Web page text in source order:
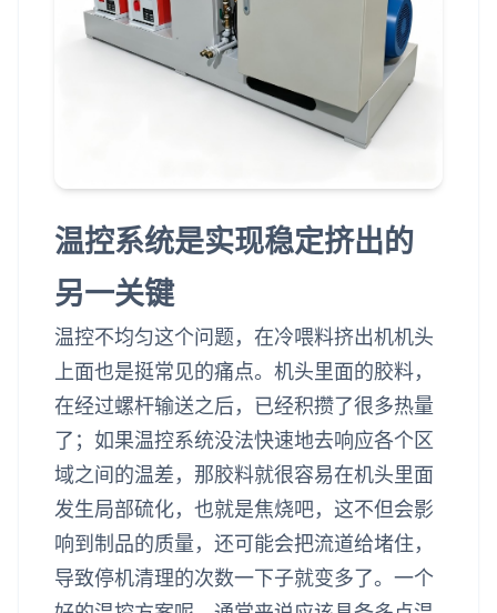
温控系统是实现稳定挤出的
另一关键
温控不均匀这个问题，在冷喂料挤出机机头
上面也是挺常见的痛点。机头里面的胶料，
在经过螺杆输送之后，已经积攒了很多热量
了；如果温控系统没法快速地去响应各个区
域之间的温差，那胶料就很容易在机头里面
发生局部硫化，也就是焦烧吧，这不但会影
响到制品的质量，还可能会把流道给堵住，
导致停机清理的次数一下子就变多了。一个